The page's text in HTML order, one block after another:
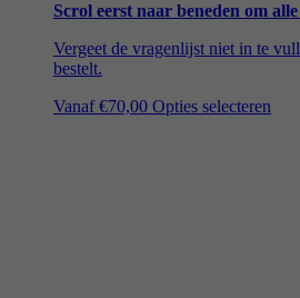
Scrol eerst naar beneden om
Vergeet de vragenlijst niet in te
bestelt.
Vanaf€70,00 Opties selecteren